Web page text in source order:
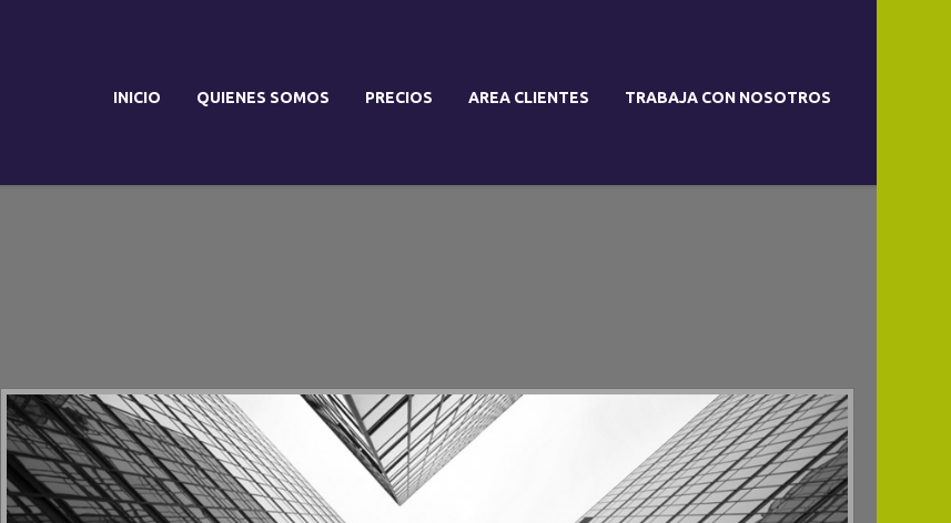
INICIO QUIENES SOMOS PRECIOS AREA CLIENTES TRABAJA CON NOSOTROS